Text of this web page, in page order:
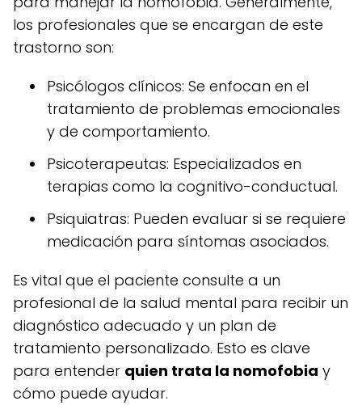
los profesionales que se encargan de este
trastorno son:
Psicólogos clínicos: Se enfocan en el
tratamiento de problemas emocionales
y de comportamiento.
Psicoterapeutas: Especializados en
terapias como la cognitivo-conductual.
Psiquiatras: Pueden evaluar si se requiere
medicación para síntomas asociados.
Es vital que el paciente consulte a un
profesional de la salud mental para recibir un
diagnóstico adecuado y un plan de
tratamiento personalizado. Esto es clave
para entender quien trata la nomofobia y
cómo puede ayudar.